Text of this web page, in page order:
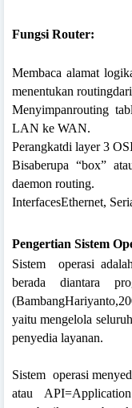
Fungsi Router:
Membaca alamat
menentukan
Menyimpanrouting
LAN ke WAN.
Perangkatdi layer 3
Bisaberupa “box”
daemon routing.
InterfacesEthernet,
Pengertian Sistem
Sistem
operasi
berada diantara
yaitu mengelola
penyedia layanan.
Sistem operasi
atau